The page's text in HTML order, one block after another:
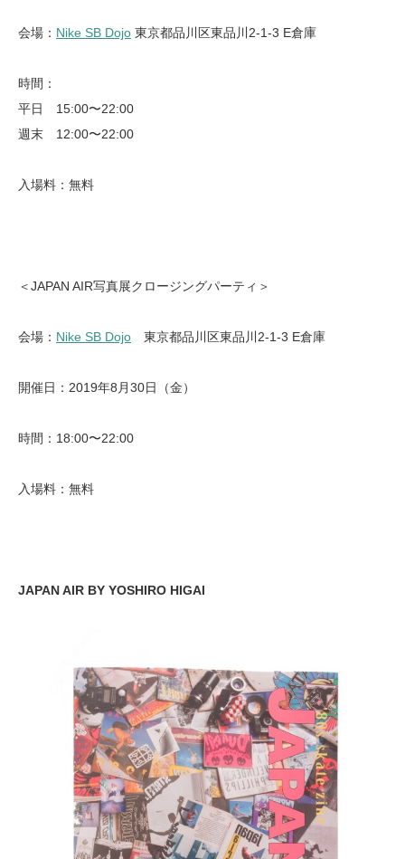
会場： Nike SB Dojo 東京都品川区東品川2-1-3 E倉庫
時間：
平日 15:00〜22:00
週末 12:00〜22:00
入場料：無料
＜JAPAN AIR写真展クロージングパーティ＞
会場： Nike SB Dojo 東京都品川区東品川2-1-3 E倉庫
開催日：2019年8月30日（金）
時間：18:00〜22:00
入場料：無料
JAPAN AIR BY YOSHIRO HIGAI